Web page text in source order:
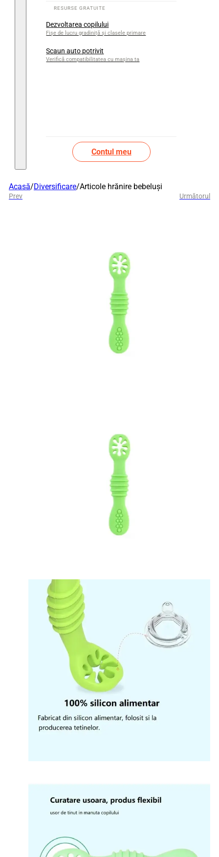
Dezvoltarea copilului
Fișe de lucru gradiniță și clasele primare
Scaun auto potrivit
Verifică compatibilitatea cu mașina ta
Contul meu
Acasă/Diversificare/Articole hrănire bebeluși
Prev Următorul